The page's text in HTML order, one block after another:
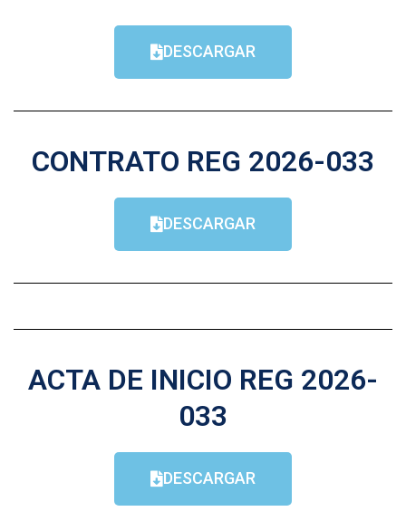
DESCARGAR
CONTRATO REG 2026-033
DESCARGAR
ACTA DE INICIO REG 2026-
033
DESCARGAR